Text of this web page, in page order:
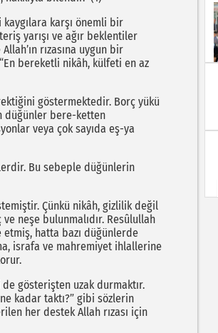
karşı önemli bir
yarışı ve ağır beklentiler
rızasına uygun bir
bereketli nikâh, külfeti en az
göstermektedir. Borç yükü
düğünler bere-ketten
veya çok sayıda eş-ya
Bu sebeple düğünlerin
Çünkü nikâh, gizlilik değil
neşe bulunmalıdır. Resûlullah
hatta bazı düğünlerde
israfa ve mahremiyet ihlallerine
gösterişten uzak durmaktır.
kadar taktı?” gibi sözlerin
her destek Allah rızası için